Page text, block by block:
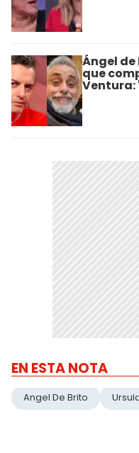
Ángel
que
Ventura:
EN ESTA NOTA
Angel De Brito